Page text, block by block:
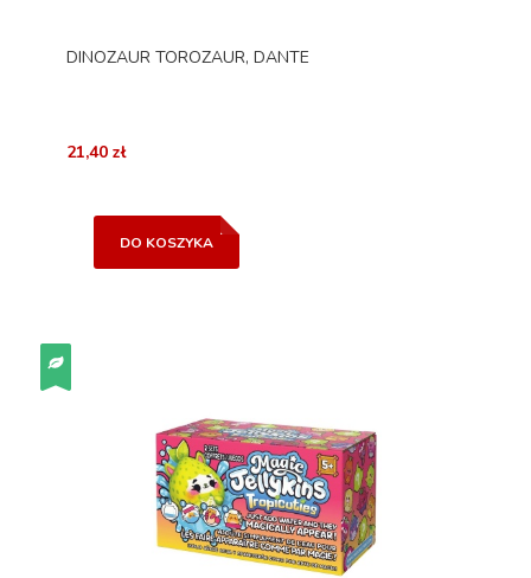
DINOZAUR TOROZAUR, DANTE
21,40 zł
DO KOSZYKA